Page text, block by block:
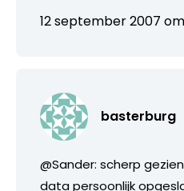
12 september 2007
basterburg
@Sander: scherp
data persoonlijk